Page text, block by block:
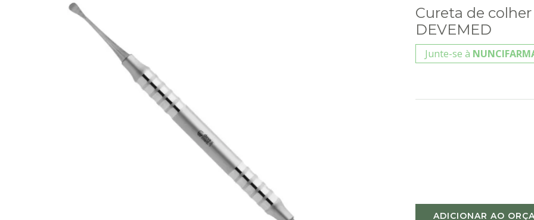
Cureta de
DEVEMED
Junte-se à
ADICIONAR AO